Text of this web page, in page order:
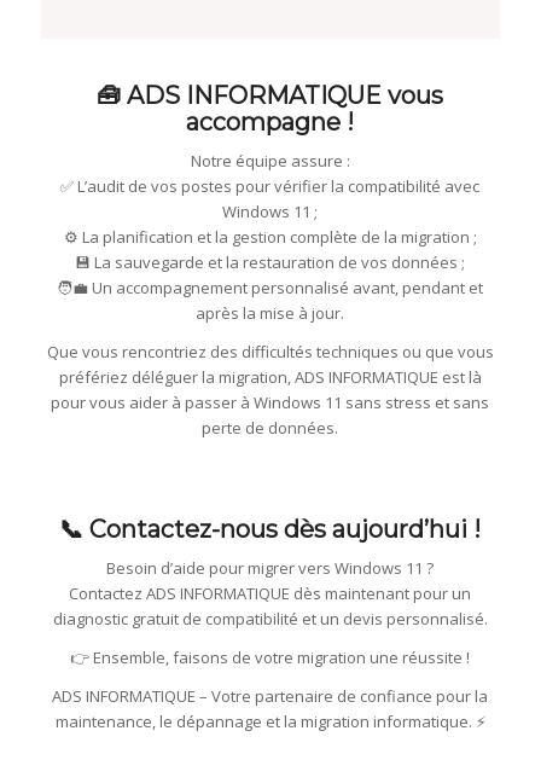
🧰 ADS INFORMATIQUE vous
accompagne !
Notre équipe assure :
✅ L’audit de vos postes pour vérifier la compatibilité avec
Windows 11 ;
⚙️ La planification et la gestion complète de la migration ;
💾 La sauvegarde et la restauration de vos données ;
🧑‍💼 Un accompagnement personnalisé avant, pendant et
après la mise à jour.
Que vous rencontriez des difficultés techniques ou que vous
préfériez déléguer la migration, ADS INFORMATIQUE est là
pour vous aider à passer à Windows 11 sans stress et sans
perte de données.
📞 Contactez-nous dès aujourd’hui !
Besoin d’aide pour migrer vers Windows 11 ?
Contactez ADS INFORMATIQUE dès maintenant pour un
diagnostic gratuit de compatibilité et un devis personnalisé.
👉 Ensemble, faisons de votre migration une réussite !
ADS INFORMATIQUE – Votre partenaire de confiance pour la
maintenance, le dépannage et la migration informatique. ⚡